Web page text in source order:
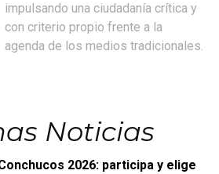
impulsando una ciudadanía crítica y
con criterio propio frente a la
agenda de los medios tradicionales.
Noticias
2026: participa y elige